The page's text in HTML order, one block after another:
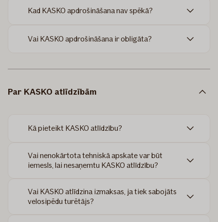
Kad KASKO apdrošināšana nav spēkā?
Vai KASKO apdrošināšana ir obligāta?
Par KASKO atlīdzībām
Kā pieteikt KASKO atlīdzību?
Vai nenokārtota tehniskā apskate var būt
iemesls, lai nesaņemtu KASKO atlīdzību?
Vai KASKO atlīdzina izmaksas, ja tiek sabojāts
velosipēdu turētājs?